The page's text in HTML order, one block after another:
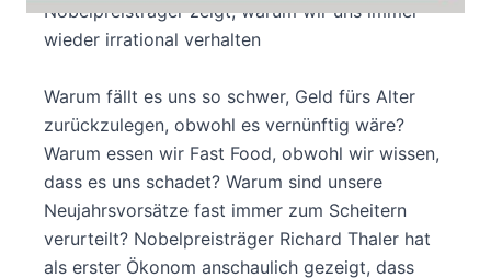
Nobelpreisträger zeigt, warum wir uns immer
wieder irrational verhalten
Warum fällt es uns so schwer, Geld fürs Alter
zurückzulegen, obwohl es vernünftig wäre?
Warum essen wir Fast Food, obwohl wir wissen,
dass es uns schadet? Warum sind unsere
Neujahrsvorsätze fast immer zum Scheitern
verurteilt? Nobelpreisträger Richard Thaler hat
als erster Ökonom anschaulich gezeigt, dass